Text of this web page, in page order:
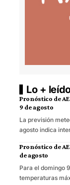
Lo +
Pronóstico de
9 de agosto
La previsión
agosto indica
Pronóstico de
de agosto
Para el domingo
temperaturas